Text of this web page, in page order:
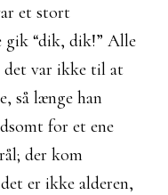
et stort
gik “dik, dik!” Alle
det var ikke til at
så længe han
for et ene
der kom
er ikke alderen,